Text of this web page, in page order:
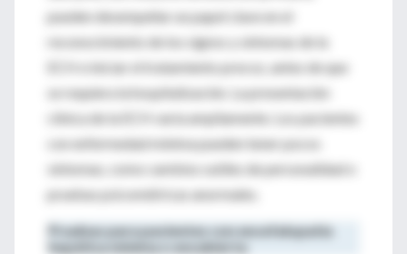
pueden desempeñar un papel clave en el
reconocimiento de los signos y síntomas de la
ECH e iniciar el tratamiento precoz, antes de que
se requiera la hospitalización. La presentación
clínica de la ECH varía ampliamente. Los pacientes
con enfermedad mínima pueden tener pocos
síntomas, como cambios sutiles de personalidad o
pruebas psicométricas anormales.
Pruebas para pacientes con encefalopatía